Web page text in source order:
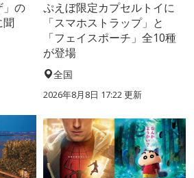
」の
聞
ぷえぼ限定カプセルトイに
「スマホストラップ」と
「フェイスポーチ」全10種
が登場
全国
2026年8月8日 17:22更新